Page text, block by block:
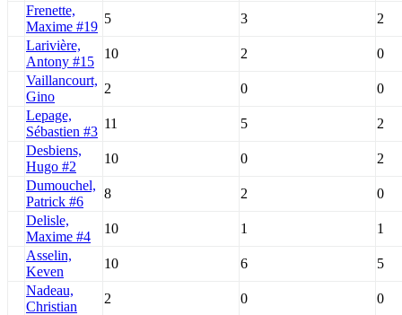
Frenette,
Maxime #19
5 3 2
Larivière,
Antony #15
10 2 0
Vaillancourt,
Gino
2 0 0
Lepage,
Sébastien #3
11 5 2
Desbiens,
Hugo #2
10 0 2
Dumouchel,
Patrick #6
8 2 0
Delisle,
Maxime #4
10 1 1
Asselin,
Keven
10 6 5
Nadeau,
Christian
2 0 0